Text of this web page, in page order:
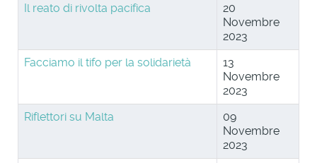
Il reato di rivolta pacifica
20
Novembre
2023
Facciamo il tifo per la solidarietà
13
Novembre
2023
Riflettori su Malta
09
Novembre
2023